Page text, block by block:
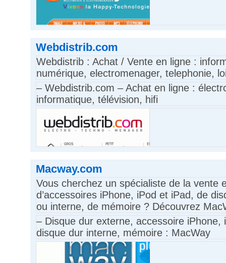
Webdistrib.com
Webdistrib : Achat / Vente en ligne :
numérique, electromenager, telephonie,
– Webdistrib.com – Achat en ligne :
informatique, télévision, hifi
Macway.com
Vous cherchez un spécialiste de la vente
d’accessoires iPhone, iPod et iPad, de
ou interne, de mémoire ? Découvrez
– Disque dur externe, accessoire iPhone,
disque dur interne, mémoire : MacWay